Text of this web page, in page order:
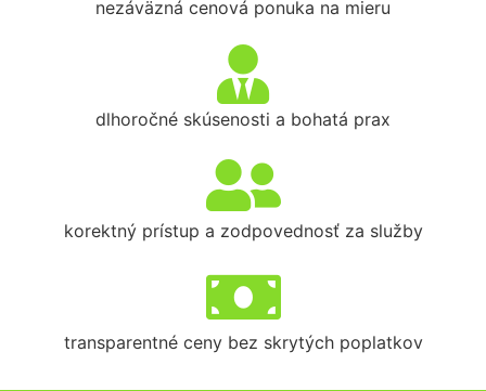
nezáväzná cenová ponuka na mieru
dlhoročné skúsenosti a bohatá prax
korektný prístup a zodpovednosť za služby
transparentné ceny bez skrytých poplatkov